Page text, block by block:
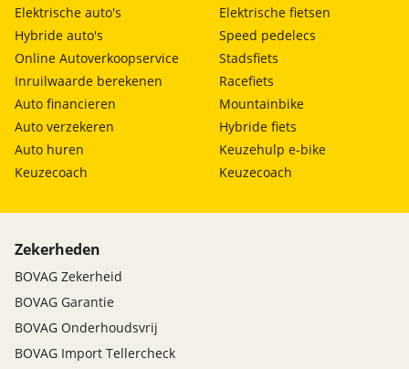
Elektrische auto's
Hybride auto's
Online Autoverkoopservice
Inruilwaarde berekenen
Auto financieren
Auto verzekeren
Auto huren
Keuzecoach
Elektrische fietsen
Speed pedelecs
Stadsfiets
Racefiets
Mountainbike
Hybride fiets
Keuzehulp e-bike
Keuzecoach
Zekerheden
BOVAG Zekerheid
BOVAG Garantie
BOVAG Onderhoudsvrij
BOVAG Import Tellercheck